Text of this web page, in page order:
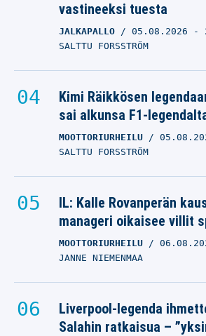
vastineeksi tuesta
JALKAPALLO 05.08.2026 -
SALTTU FORSSTRÖM
Kimi Räikkösen
sai alkunsa F1-
MOOTTORIURHEILU
SALTTU FORSSTRÖM
IL: Kalle Rovanperän
manageri oikaisee villit
MOOTTORIURHEILU
JANNE NIEMENMAA
Liverpool-legenda
Salahin ratkaisua –